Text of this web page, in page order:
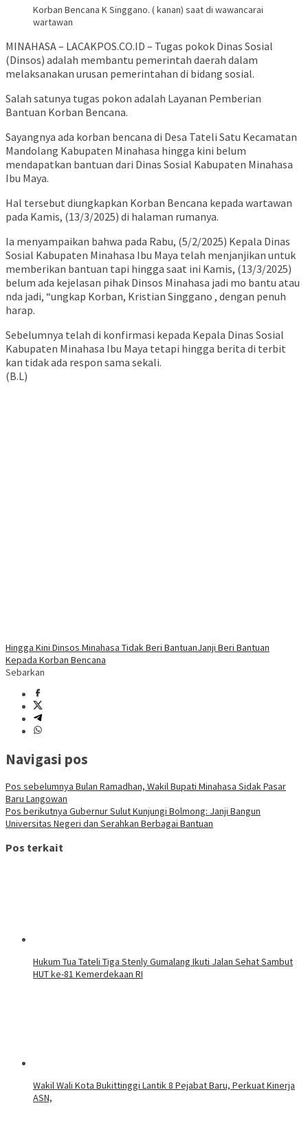
Korban Bencana K Singgano. ( kanan) saat di wawancarai
wartawan
MINAHASA – LACAKPOS.CO.ID – Tugas pokok Dinas Sosial
(Dinsos) adalah membantu pemerintah daerah dalam
melaksanakan urusan pemerintahan di bidang sosial.
Salah satunya tugas pokon adalah Layanan Pemberian
Bantuan Korban Bencana.
Sayangnya ada korban bencana di Desa Tateli Satu Kecamatan
Mandolang Kabupaten Minahasa hingga kini belum
mendapatkan bantuan dari Dinas Sosial Kabupaten Minahasa
Ibu Maya.
Hal tersebut diungkapkan Korban Bencana kepada wartawan
pada Kamis, (13/3/2025) di halaman rumanya.
Ia menyampaikan bahwa pada Rabu, (5/2/2025) Kepala Dinas
Sosial Kabupaten Minahasa Ibu Maya telah menjanjikan untuk
memberikan bantuan tapi hingga saat ini Kamis, (13/3/2025)
belum ada kejelasan pihak Dinsos Minahasa jadi mo bantu atau
nda jadi, “ungkap Korban, Kristian Singgano , dengan penuh
harap.
Sebelumnya telah di konfirmasi kepada Kepala Dinas Sosial
Kabupaten Minahasa Ibu Maya tetapi hingga berita di terbit
kan tidak ada respon sama sekali.
(B.L)
Hingga Kini Dinsos Minahasa Tidak Beri BantuanJanji Beri Bantuan
Kepada Korban Bencana
Sebarkan
Navigasi pos
Pos sebelumnya Bulan Ramadhan, Wakil Bupati Minahasa Sidak Pasar
Baru Langowan
Pos berikutnya Gubernur Sulut Kunjungi Bolmong: Janji Bangun
Universitas Negeri dan Serahkan Berbagai Bantuan
Pos terkait
Hukum Tua Tateli Tiga Stenly Gumalang Ikuti Jalan Sehat Sambut
HUT ke-81 Kemerdekaan RI
Wakil Wali Kota Bukittinggi Lantik 8 Pejabat Baru, Perkuat Kinerja
ASN,